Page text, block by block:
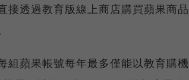
接透過教育版線上商店購買蘋果商
組蘋果帳號每年最多僅能以教育購